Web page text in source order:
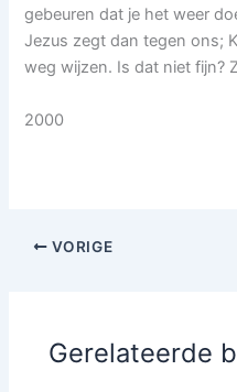
gebeuren dat je het weer
Jezus zegt dan tegen ons;
weg wijzen. Is dat niet fijn?
2000
VORIGE
Gerelateerde